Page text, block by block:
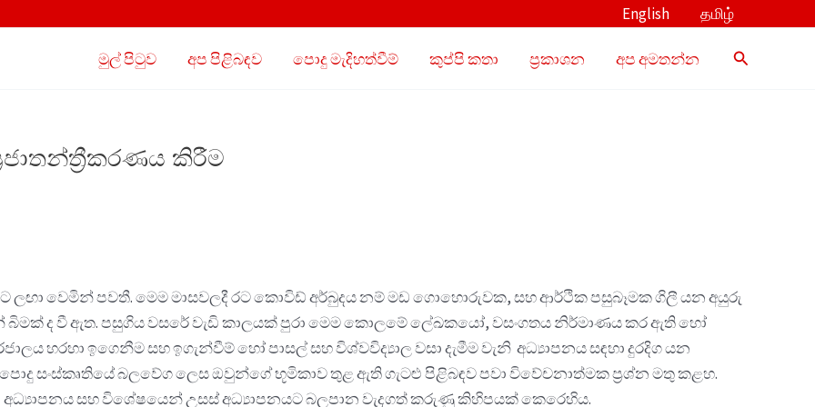
English தமிழ்
මුල් පිටුව අප පිළිබඳව පොදු මැදිහත්වීම් කුප්පි කතා ප්‍රකාශන අප අමතන්න Search
කිරීම
ලඟා වෙමින් පවතී. මෙම මාසවලදී රට කොවිඩ් අර්බුදය නම් මඩ ගොහොරුවක, සහ ආර්ථික පසුබෑමක ගිලී යන අයුරු
බිමක් ද වී ඇත. පසුගිය වසරේ වැඩි කාලයක් පුරා මෙම කොලමේ ලේඛකයෝ, වසංගතය නිර්මාණය කර ඇති හෝ
හරහා ඉගෙනීම සහ ඉගැන්වීම් හෝ පාසල් සහ විශ්වවිද්‍යාල වසා දැමීම වැනි අධ්‍යාපනය සඳහා දුරදිග යන
සංස්කෘතියේ බලවේග ලෙස ඔවුන්ගේ භූමිකාව තුළ ඇති ගැටළු පිළිබඳව පවා විවේචනාත්මක ප්‍රශ්න මතු කළහ.
සහ විශේෂයෙන් උසස් අධ්‍යාපනයට බලපාන වැදගත් කරුණු කිහිපයක් කෙරෙහිය.